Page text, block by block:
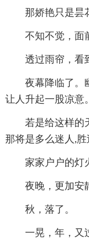
那娇艳只是昙
不知不觉，面
透过雨帘，看
夜幕降临了。
让人升起一股凉意。
若是给这样的
那将是多么迷人,胜
家家户户的灯
夜晚，更加安
秋，落了。
一晃，年，